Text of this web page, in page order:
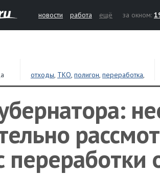
новости работа ещё за окном:
отходы, ТКО, полигон, переработка,
сортировка,власти
переработки